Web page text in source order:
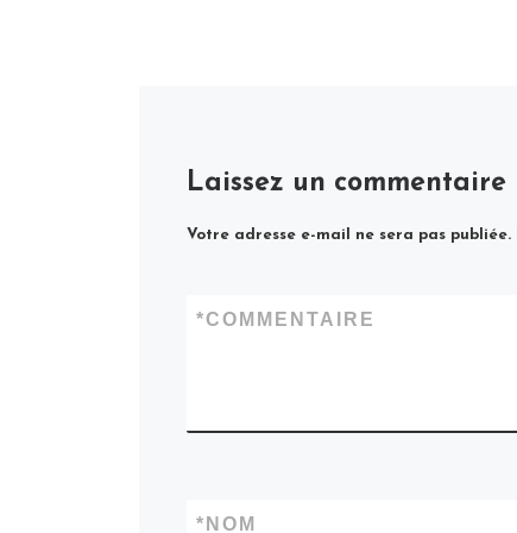
Laissez un commentaire
Votre adresse e-mail ne sera pas publiée.
COMMENTAIRE
*
NOM
*